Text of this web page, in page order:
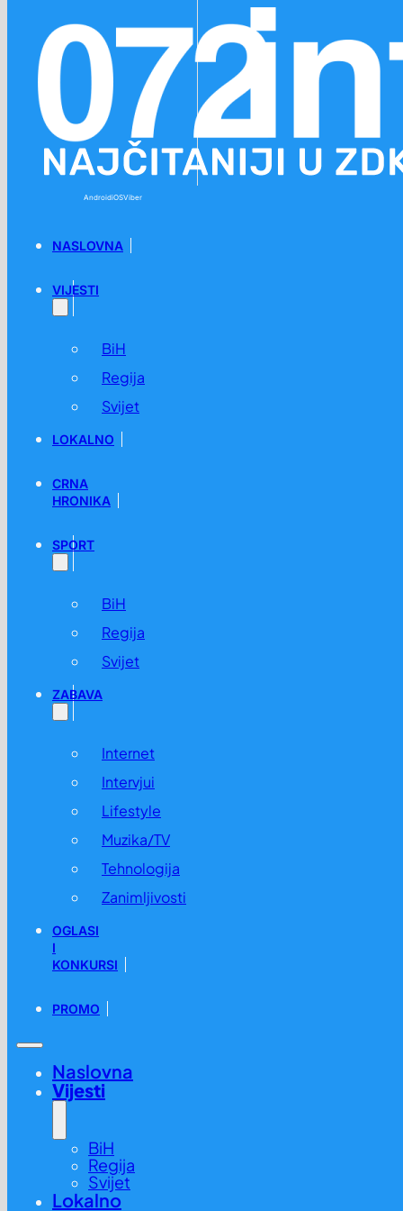
AndroidiOSViber
NASLOVNA
VIJESTI
BiH
Regija
Svijet
LOKALNO
CRNA
HRONIKA
SPORT
BiH
Regija
Svijet
ZABAVA
Internet
Intervjui
Lifestyle
Muzika/TV
Tehnologija
Zanimljivosti
OGLASI
I
KONKURSI
PROMO
Naslovna
Vijesti
BiH
Regija
Svijet
Lokalno